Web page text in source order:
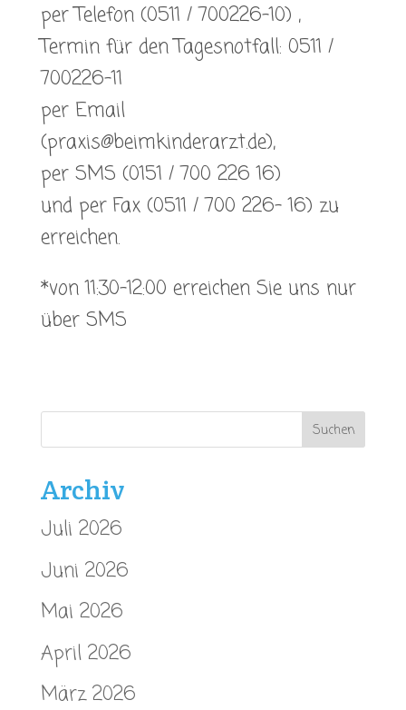
per Telefon (0511 / 700226-10) ,
Termin für den Tagesnotfall: 0511 /
700226-11
per Email
(praxis@beimkinderarzt.de),
per SMS (0151 / 700 226 16)
und per Fax (0511 / 700 226- 16) zu
erreichen.
*von 11:30-12:00 erreichen Sie uns nur
über SMS
Archiv
Juli 2026
Juni 2026
Mai 2026
April 2026
März 2026